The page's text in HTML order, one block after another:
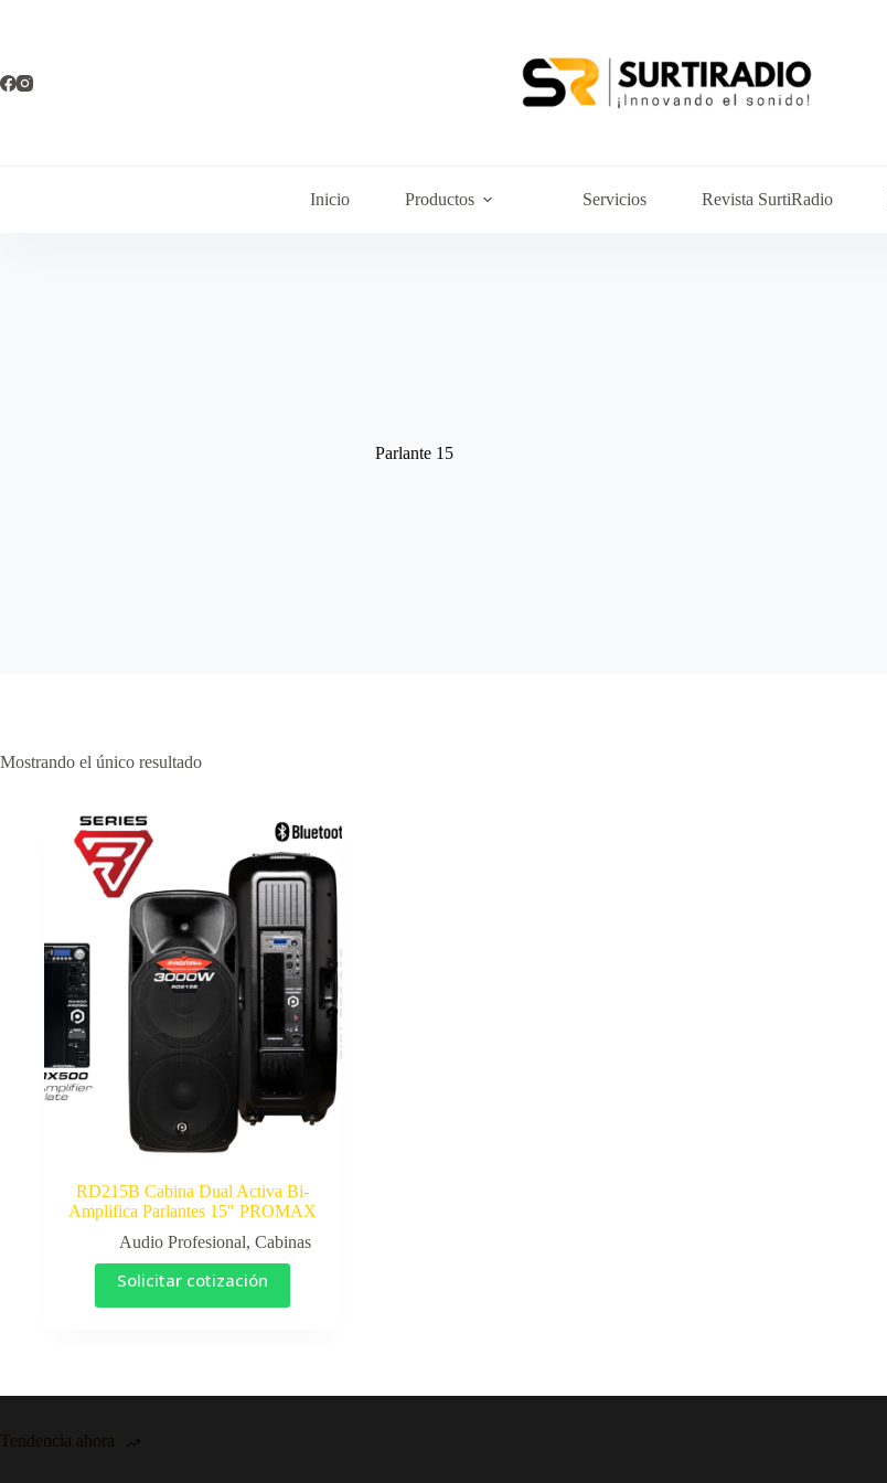
Inicio Productos Servicios Revista SurtiRadio
Parlante 15
Mostrando el único resultado
RD215B Cabina Dual Activa Bi-
Amplifica Parlantes 15″ PROMAX
Audio Profesional, Cabinas
Solicitar cotización
Tendencia ahora